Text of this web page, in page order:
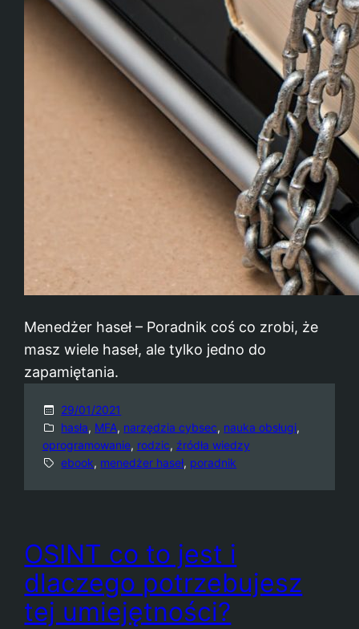
Menedżer haseł – Poradnik coś co zrobi, że
masz wiele haseł, ale tylko jedno do
zapamiętania.
29/01/2021
hasła, MFA, narzędzia cybsec, nauka obsługi,
oprogramowanie, rodzic, źródła wiedzy
ebook, menedżer haseł, poradnik
OSINT co to jest i
dlaczego potrzebujesz
tej umiejętności?